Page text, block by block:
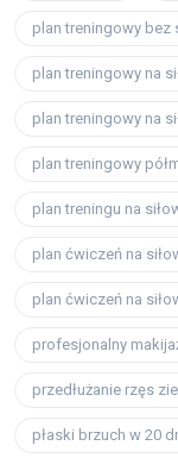
plan treningowy bez
plan treningowy na
plan treningowy na
plan treningowy
plan treningu na
plan ćwiczeń na
plan ćwiczeń na
profesjonalny
przedłużanie rzęs
płaski brzuch w 20